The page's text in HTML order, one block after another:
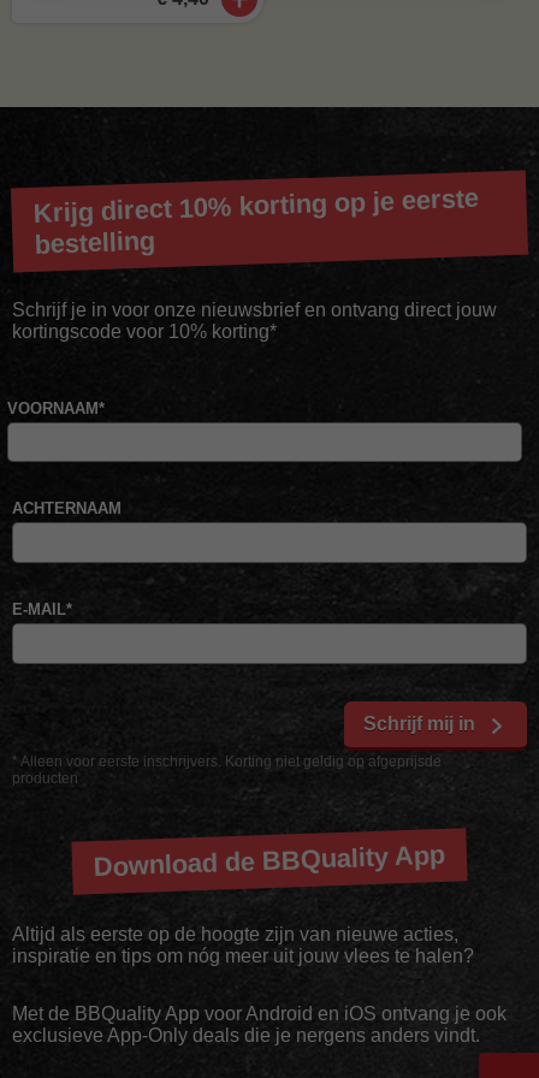
Krijg direct 10% korting op je eerste
bestelling
Schrijf je in voor onze nieuwsbrief en ontvang direct jouw
kortingscode voor 10% korting*
* Alleen voor eerste inschrijvers. Korting niet geldig op afgeprijsde
producten
VOORNAAM*
ACHTERNAAM
E-MAIL*
Schrijf mij in
Download de BBQuality App
Altijd als eerste op de hoogte zijn van nieuwe acties,
inspiratie en tips om nóg meer uit jouw vlees te halen?
Met de BBQuality App voor Android en iOS ontvang je ook
exclusieve App-Only deals die je nergens anders vindt.